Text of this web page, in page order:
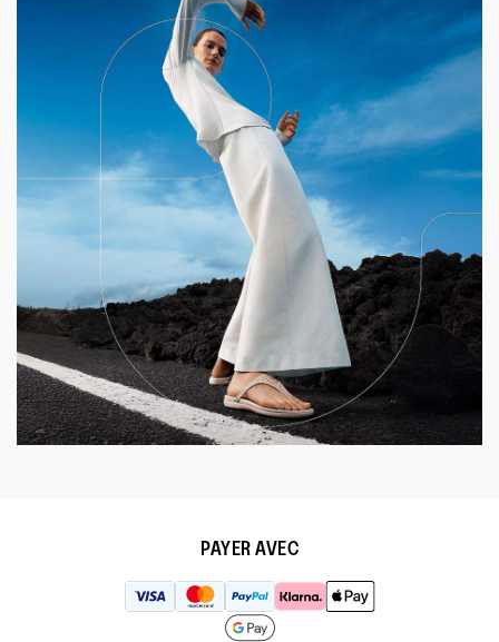
PAYER AVEC